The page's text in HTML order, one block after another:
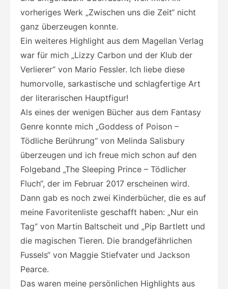
vorheriges Werk „Zwischen uns die Zeit“ nicht
ganz überzeugen konnte.
Ein weiteres Highlight aus dem Magellan Verlag
war für mich „Lizzy Carbon und der Klub der
Verlierer“ von Mario Fessler. Ich liebe diese
humorvolle, sarkastische und schlagfertige Art
der literarischen Hauptfigur!
Als eines der wenigen Bücher aus dem Fantasy
Genre konnte mich „Goddess of Poison –
Tödliche Berührung“ von Melinda Salisbury
überzeugen und ich freue mich schon auf den
Folgeband „The Sleeping Prince – Tödlicher
Fluch“, der im Februar 2017 erscheinen wird.
Dann gab es noch zwei Kinderbücher, die es auf
meine Favoritenliste geschafft haben: „Nur ein
Tag“ von Martin Baltscheit und „Pip Bartlett und
die magischen Tieren. Die brandgefährlichen
Fussels“ von Maggie Stiefvater und Jackson
Pearce.
Das waren meine persönlichen Highlights aus